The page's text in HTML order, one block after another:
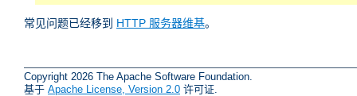
常见问题已经移到 HTTP 服务器维基。
Copyright 2026 The Apache Software Foundation.
基于 Apache License, Version 2.0 许可证.